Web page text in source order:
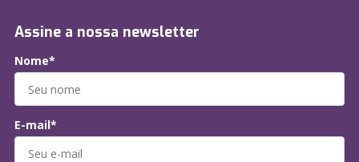
Assine a nossa newsletter
Nome*
E-mail*